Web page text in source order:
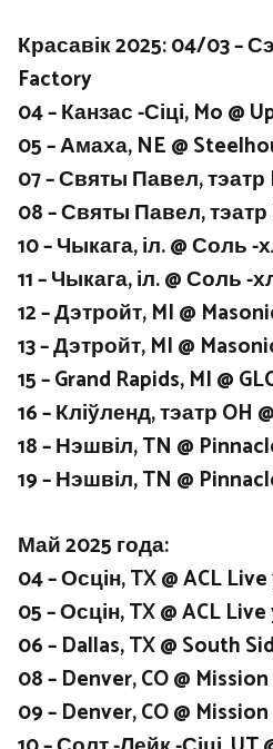
Красавік 2025: 04/03 –
Factory
04 – Канзас -Сіці, Mo @
05 – Амаха, NE @
07 – Святы Павел, тэатр
08 – Святы Павел, тэатр
10 – Чыкага, іл. @ Соль
11 – Чыкага, іл. @ Соль
12 – Дэтройт, MI @
13 – Дэтройт, MI @
15 – Grand Rapids, MI @
16 – Кліўленд, тэатр OH
18 – Нэшвіл, TN @
19 – Нэшвіл, TN @
Май 2025 года:
04 – Осцін, TX @ ACL
05 – Осцін, TX @ ACL
06 – Dallas, TX @ South
08 – Denver, CO @
09 – Denver, CO @